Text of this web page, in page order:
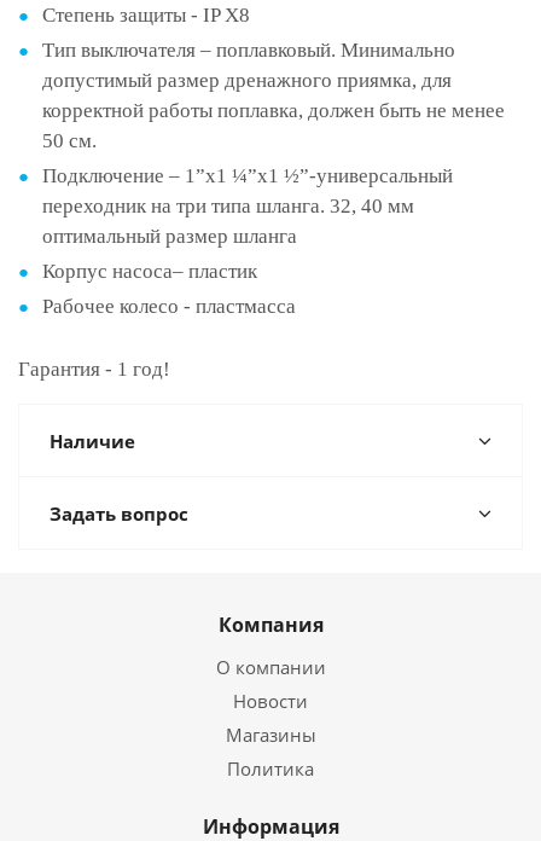
Степень защиты - IP Х8
Тип выключателя – поплавковый. Минимально
допустимый размер дренажного приямка, для
корректной работы поплавка, должен быть не менее
50 см.
Подключение – 1”х1 ¼”х1 ½”-универсальный
переходник на три типа шланга. 32, 40 мм
оптимальный размер шланга
Корпус насоса– пластик
Рабочее колесо - пластмасса
Гарантия - 1 год!
Наличие
Задать вопрос
Компания
О компании
Новости
Магазины
Политика
Информация